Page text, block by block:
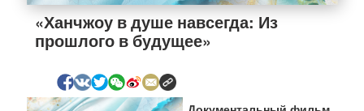
«Ханчжоу в душе навсегда: Из
прошлого в будущее»